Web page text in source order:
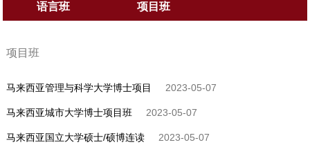
语言班 项目班
项目班
马来西亚管理与科学大学博士项目 2023-05-07
马来西亚城市大学博士项目班 2023-05-07
马来西亚国立大学硕士/硕博连读 2023-05-07